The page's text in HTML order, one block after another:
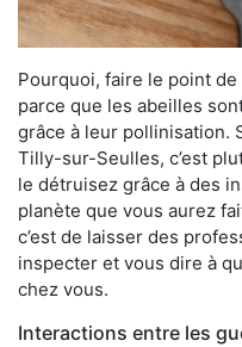
Pourquoi, faire le point
parce que les abeilles
grâce à leur pollinisation.
Tilly-sur-Seulles, c’est
le détruisez grâce à des
planète que vous aurez
c’est de laisser des
inspecter et vous dire à
chez vous.
Interactions entre les